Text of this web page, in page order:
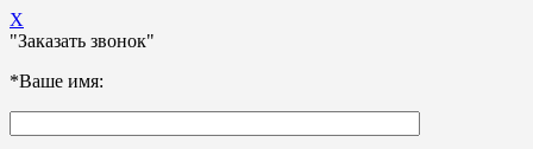
X
"Заказать звонок"
*Ваше имя: